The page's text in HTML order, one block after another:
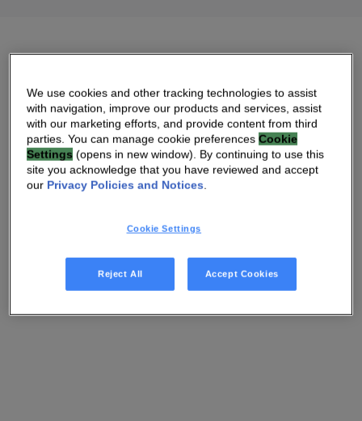
29 JUIL 2019 08:30 AM
DOWNLOAD PDF
ADRESSE WEB SOURCE
Le 29 juillet 2019
We use cookies and other tracking technologies to assist
with navigation, improve our products and services, assist
with our marketing efforts, and provide content from third
parties. You can manage cookie preferencesCookie
Settings (opens in new window). By continuing to use this
site you acknowledge that you have reviewed and accept
our Privacy Policies and Notices.
Cookie Settings
Reject All Accept Cookies